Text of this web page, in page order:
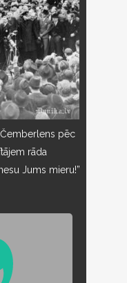
Čemberlens pēc
rāda
Jums mieru!”